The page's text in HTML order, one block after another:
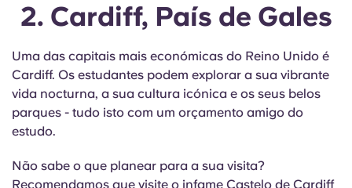
2. Cardiff, País de Gales
Uma das capitais mais económicas do Reino Unido é
Cardiff. Os estudantes podem explorar a sua vibrante
vida nocturna, a sua cultura icónica e os seus belos
parques - tudo isto com um orçamento amigo do
estudo.
Não sabe o que planear para a sua visita?
Recomendamos que visite o infame Castelo de Cardiff